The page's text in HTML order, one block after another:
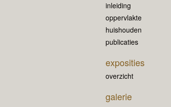
inleiding
oppervlakte
huishouden
publicaties
exposities
overzicht
galerie